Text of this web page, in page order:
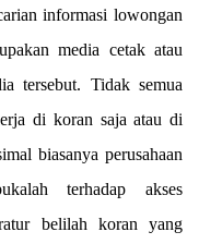
informasi lowongan
media cetak atau
tersebut. Tidak semua
di koran saja atau di
biasanya perusahaan
terhadap akses
belilah koran yang